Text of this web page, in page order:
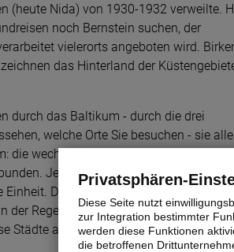
(heute Nida) von 1930-1932 verweilte.
noch Bernstein suchen, der
vielerorts angeboten wird.
das Hinterland der
durch das Baltikum - durch die drei
welche Orte Sie besuchen - sie alle
die wechselvolle Geschichte hat diese
Jedes Land ist einzigartig und
Die klassischen Baltikum
der Regel alle drei Hauptstädte: Riga,
Städte alleine sind schon sehenswert.
Privatsphären-
Diese Seite nutzt
zur Integration bestimmter
werden diese Funktionen
die betroffenen